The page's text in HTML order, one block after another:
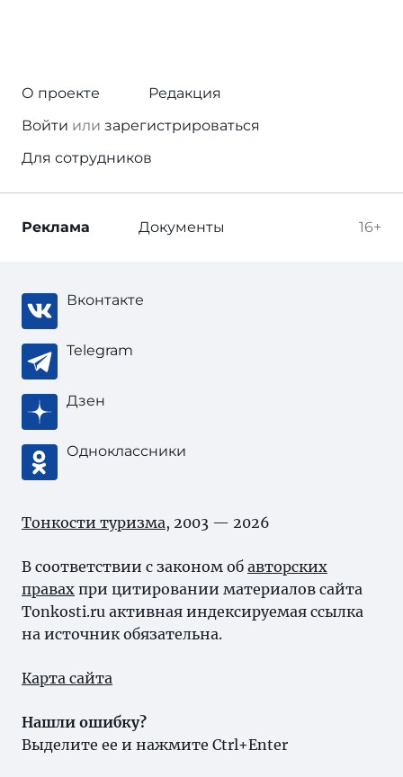
О проекте
Редакция
Войти или зарегистрироваться
Для сотрудников
16+
Реклама Документы
Вконтакте
Telegram
Дзен
Одноклассники
Тонкости туризма, 2003 — 2026
В соответствии с законом об авторских
правах при цитировании материалов сайта
Tonkosti.ru активная индексируемая ссылка
на источник обязательна.
Карта сайта
Нашли ошибку?
Выделите ее и нажмите Ctrl+Enter